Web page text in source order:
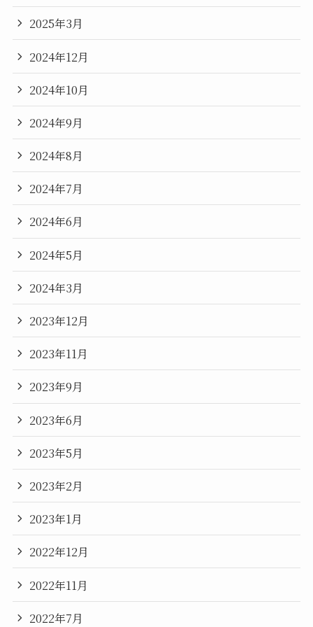
2025年3月
2024年12月
2024年10月
2024年9月
2024年8月
2024年7月
2024年6月
2024年5月
2024年3月
2023年12月
2023年11月
2023年9月
2023年6月
2023年5月
2023年2月
2023年1月
2022年12月
2022年11月
2022年7月